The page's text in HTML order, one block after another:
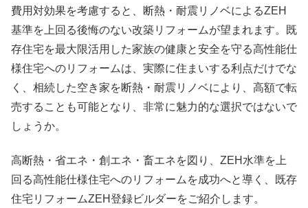
費用対効果を考慮すると、断熱・耐震リノベによるZEH
基準を上回る後悔のない改築リフォームが望まれます。既
存住宅を最大限活用した家族の健康と安全を守る高性能仕
様住宅へのリフォームは、実際に住まいする利点だけでな
く、相続した空き家を断熱・耐震リノベにより、高額で転
売することも可能となり、非常に魅力的な選択ではないで
しょうか。
高断熱・省エネ・創エネ・畜エネを図り、ZEH水準を上
回る高性能仕様住宅へのリフォームを成功へと導く、既存
住宅リフォームZEH登録ビルダーをご紹介します。